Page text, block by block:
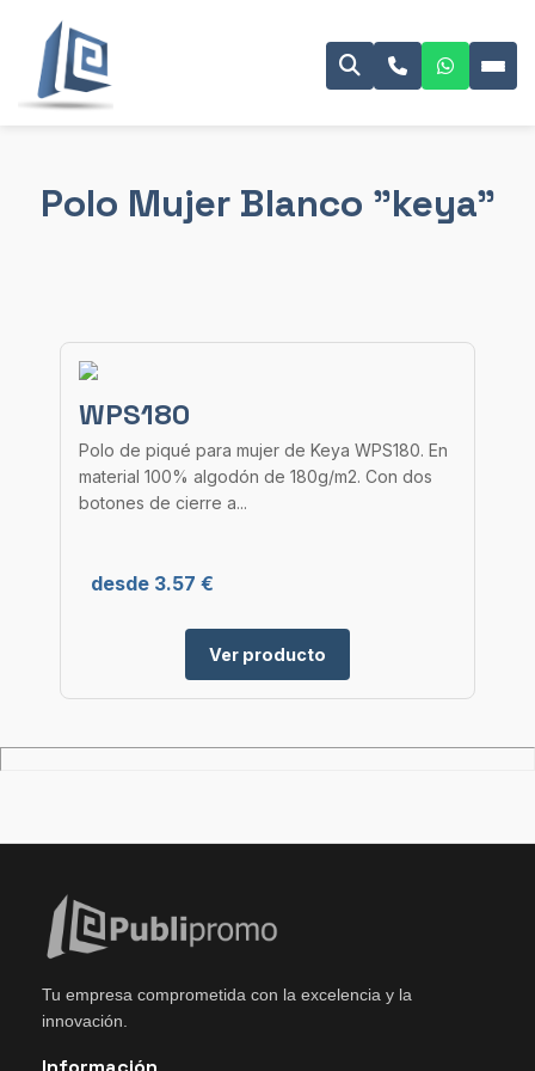
Polo Mujer Blanco "keya"
WPS180
Polo de piqué para mujer de Keya WPS180. En
material 100% algodón de 180g/m2. Con dos
botones de cierre a...
desde 3.57 €
Ver producto
Tu empresa comprometida con la excelencia y la
innovación.